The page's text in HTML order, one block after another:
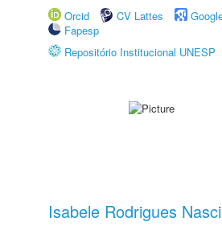
Orcid
CV Lattes
Fapesp
Repositório Institucional UNESP
Isabele Rodrigues